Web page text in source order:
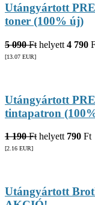
Utángyártott
toner (100% új)
5 090 Ft helyett 4 790
[13.07 EUR]
Utángyártott
tintapatron
1 190 Ft helyett 790 Ft
[2.16 EUR]
Utángyártott